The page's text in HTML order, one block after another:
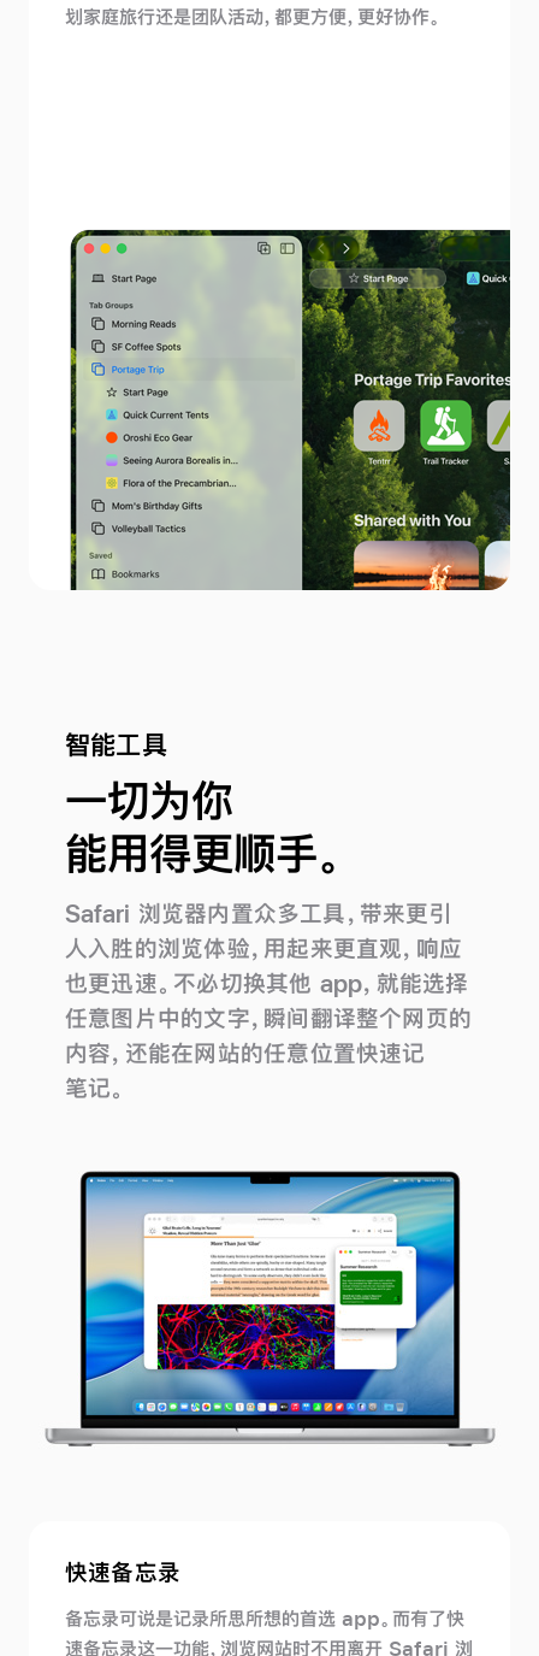
划家庭旅行还是团队活动，都更方便，更好协作。
智能工具
一切为你
能用得更顺手。
Safari 浏览器内置众多工具，带来更引
人入胜的浏览体验，用起来更直观，响应
也更迅速。不必切换其他 app，就能选择
任意图片中的文字，瞬间翻译整个网页的
内容，还能在网站的任意位置快速记
笔记。
快速备忘录
备忘录可说是记录所思所想的首选 app。而有了快
速备忘录这一功能，浏览网站时不用离开 Safari 浏